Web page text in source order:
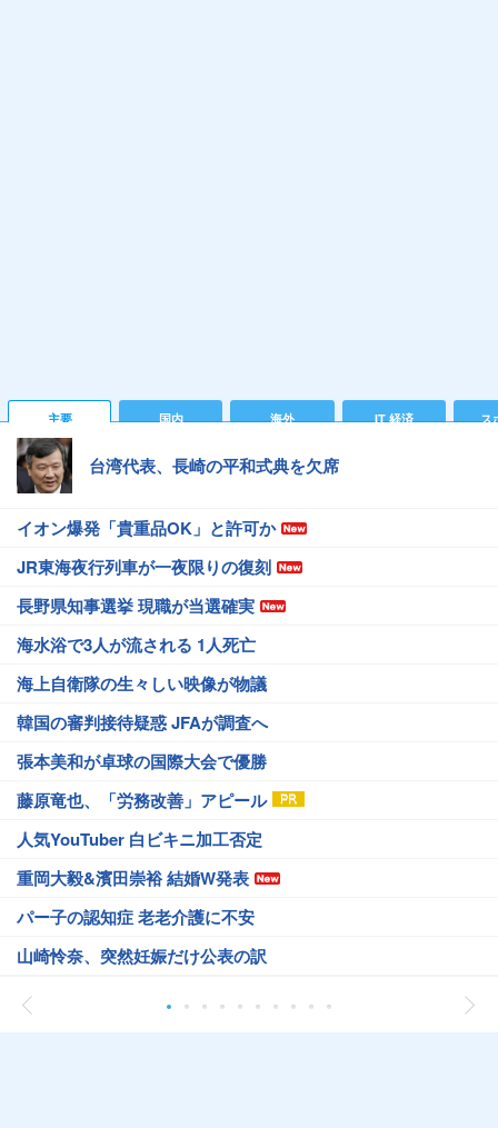
主要 国内 海外 IT 経済 ス
台湾代表、長崎の平和式典を欠席
イオン爆発「貴重品OK」と許可か
JR東海夜行列車が一夜限りの復刻
長野県知事選挙 現職が当選確実
海水浴で3人が流される 1人死亡
海上自衛隊の生々しい映像が物議
韓国の審判接待疑惑 JFAが調査へ
張本美和が卓球の国際大会で優勝
藤原竜也、「労務改善」アピール
人気YouTuber 白ビキニ加工否定
重岡大毅&濱田崇裕 結婚W発表
パー子の認知症 老老介護に不安
山崎怜奈、突然妊娠だけ公表の訳